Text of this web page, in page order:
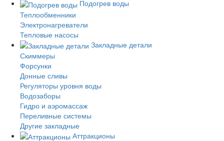
Подогрев воды
Теплообменники
Электронагреватели
Тепловые насосы
Закладные детали
Скиммеры
Форсунки
Донные сливы
Регуляторы уровня воды
Водозаборы
Гидро и аэромассаж
Переливные системы
Другие закладные
Аттракционы